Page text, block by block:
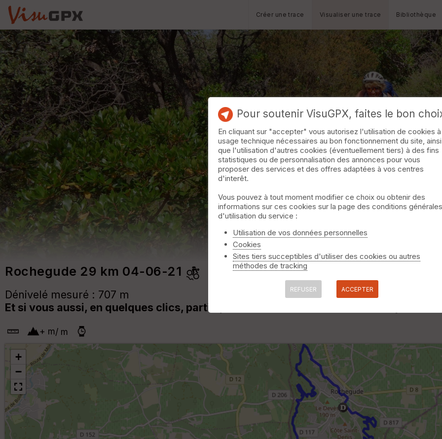
Créer une trace Visualiser une trace Bibliothèque
Rochegude 29 km 04-06-21
Dénivelé mesuré : 707 m
Et si vous aussi, en quelques clics, participiez à la création de belles cartes plus
+ m/ m
+
−
Pour soutenir VisuGPX, faites le bon
En cliquant sur "accepter" vous autorisez l'utilisation de cookies à
usage technique nécessaires au bon fonctionnement du site, ainsi
que l'utilisation d'autres cookies (éventuellement tiers) à des fins
statistiques ou de personnalisation des annonces pour vous
proposer des services et des offres adaptées à vos centres
d'interêt.
Vous pouvez à tout moment modifier ce choix ou obtenir des
informations sur ces cookies sur la page des conditions générales
d'utilisation du service :
Utilisation de vos données personnelles
Cookies
Sites tiers succeptibles d'utiliser des cookies ou autres
méthodes de tracking
REFUSER ACCEPTER